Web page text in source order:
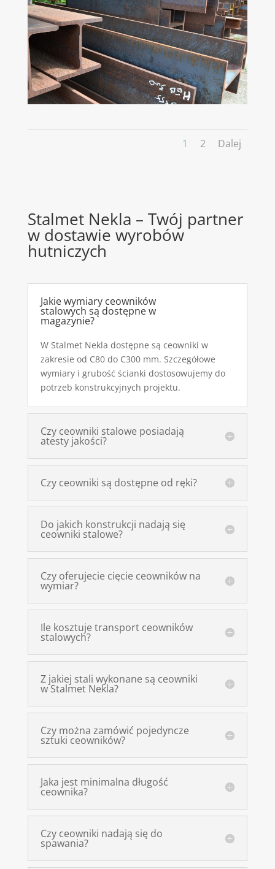
1 2 Dalej
Stalmet Nekla – Twój partner
w dostawie wyrobów
hutniczych
Jakie wymiary ceowników
stalowych są dostępne w
magazynie?
W Stalmet Nekla dostępne są ceowniki w
zakresie od C80 do C300 mm. Szczegółowe
wymiary i grubość ścianki dostosowujemy do
potrzeb konstrukcyjnych projektu.
Czy ceowniki stalowe posiadają
atesty jakości?
Czy ceowniki są dostępne od ręki?
Do jakich konstrukcji nadają się
ceowniki stalowe?
Czy oferujecie cięcie ceowników na
wymiar?
Ile kosztuje transport ceowników
stalowych?
Z jakiej stali wykonane są ceowniki
w Stalmet Nekla?
Czy można zamówić pojedyncze
sztuki ceowników?
Jaka jest minimalna długość
ceownika?
Czy ceowniki nadają się do
spawania?